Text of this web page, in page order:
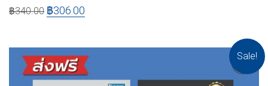
฿340.00 ฿306.00
Sale!